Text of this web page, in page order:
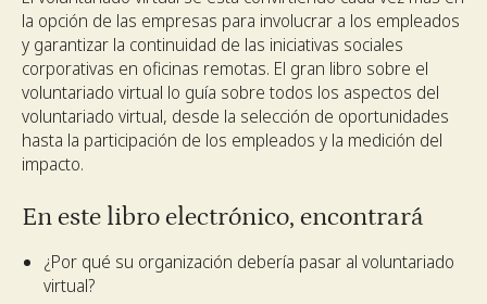
la opción de las empresas para involucrar a los empleados
y garantizar la continuidad de las iniciativas sociales
corporativas en oficinas remotas. El gran libro sobre el
voluntariado virtual lo guía sobre todos los aspectos del
voluntariado virtual, desde la selección de oportunidades
hasta la participación de los empleados y la medición del
impacto.
En este libro electrónico, encontrará
¿Por qué su organización debería pasar al voluntariado
virtual?